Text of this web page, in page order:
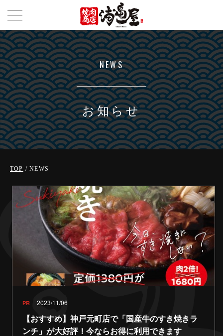
NEWS
お知らせ
TOP / NEWS
PR 2023/11/06
【おすすめ】神戸元町店で「国産牛のすき焼きラ
ンチ」が大好評！今ならお得に利用できます